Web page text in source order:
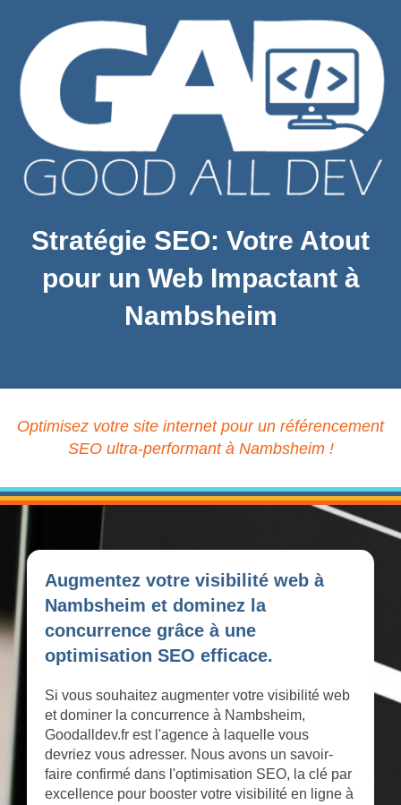
Stratégie SEO: Votre Atout
pour un Web Impactant à
Nambsheim
Optimisez votre site internet pour un référencement
SEO ultra-performant à Nambsheim !
Augmentez votre visibilité web à
Nambsheim et dominez la
concurrence grâce à une
optimisation SEO efficace.
Si vous souhaitez augmenter votre visibilité web
et dominer la concurrence à Nambsheim,
Goodalldev.fr est l'agence à laquelle vous
devriez vous adresser. Nous avons un savoir-
faire confirmé dans l'optimisation SEO, la clé par
excellence pour booster votre visibilité en ligne à